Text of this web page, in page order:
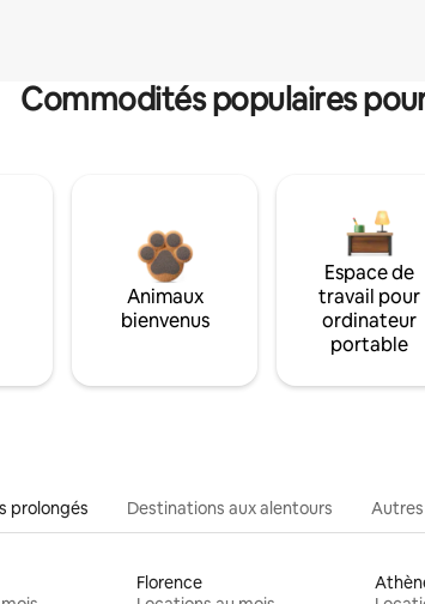
Commodités populaires
Animaux
bienvenus
Espace de
travail pour
ordinateur
portable
prolongés Destinations aux alentours
Florence